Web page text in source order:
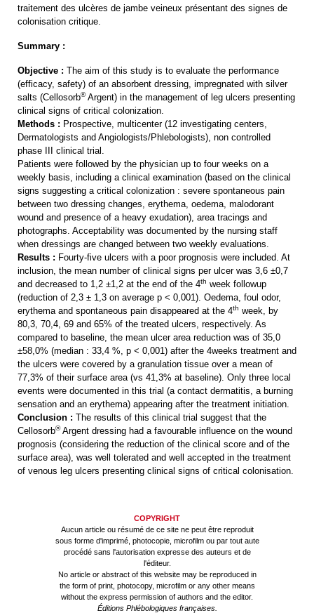
traitement des ulcères de jambe veineux présentant des signes de
colonisation critique.
Summary :
Objective : The aim of this study is to evaluate the performance
(efficacy, safety) of an absorbent dressing, impregnated with silver
salts (Cellosorb®Argent) in the management of leg ulcers presenting
clinical signs of critical colonization.
Methods : Prospective, multicenter (12 investigating centers,
Dermatologists and Angiologists/Phlebologists), non controlled
phase III clinical trial.
Patients were followed by the physician up to four weeks on a
weekly basis, including a clinical examination (based on the clinical
signs suggesting a critical colonization : severe spontaneous pain
between two dressing changes, erythema, oedema, malodorant
wound and presence of a heavy exudation), area tracings and
photographs. Acceptability was documented by the nursing staff
when dressings are changed between two weekly evaluations.
Results : Fourty-five ulcers with a poor prognosis were included. At
inclusion, the mean number of clinical signs per ulcer was 3,6 ±0,7
and decreased to 1,2 ±1,2 at the end of the 4th week followup
(reduction of 2,3 ± 1,3 on average p < 0,001). Oedema, foul odor,
erythema and spontaneous pain disappeared at the 4th week, by
80,3, 70,4, 69 and 65% of the treated ulcers, respectively. As
compared to baseline, the mean ulcer area reduction was of 35,0
±58,0% (median : 33,4 %, p < 0,001) after the 4weeks treatment and
the ulcers were covered by a granulation tissue over a mean of
77,3% of their surface area (vs 41,3% at baseline). Only three local
events were documented in this trial (a contact dermatitis, a burning
sensation and an erythema) appearing after the treatment initiation.
Conclusion : The results of this clinical trial suggest that the
Cellosorb®Argent dressing had a favourable influence on the wound
prognosis (considering the reduction of the clinical score and of the
surface area), was well tolerated and well accepted in the treatment
of venous leg ulcers presenting clinical signs of critical colonisation.
COPYRIGHT
Aucun article ou résumé de ce site ne peut être reproduit
sous forme d'imprimé, photocopie, microfilm ou par tout aute
procédé sans l'autorisation expresse des auteurs et de
l'éditeur.
No article or abstract of this website may be reproduced in
the form of print, photocopy, microfilm or any other means
without the express permission of authors and the editor.
Éditions Phlébologiques françaises.